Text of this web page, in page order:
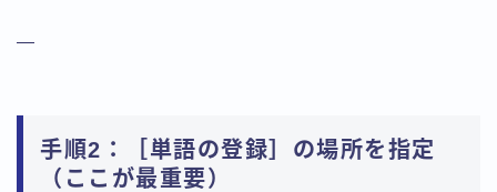
—
手順2：［単語の登録］の場所を指定
（ここが最重要）